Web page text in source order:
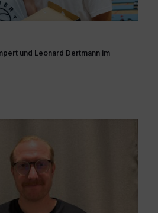
und Leonard Dertmann im